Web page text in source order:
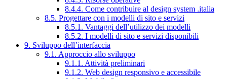
8.4.4. Come contribuire al design system .italia
8.5. Progettare con i modelli di sito e servizi
8.5.1. Vantaggi dell’utilizzo dei modelli
8.5.2. I modelli di sito e servizi disponibili
9. Sviluppo dell’interfaccia
9.1. Approccio allo sviluppo
9.1.1. Attività preliminari
9.1.2. Web design responsivo e accessibile